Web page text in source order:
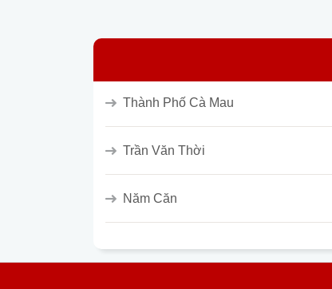
Thành Phố Cà Mau
Trần Văn Thời
Năm Căn